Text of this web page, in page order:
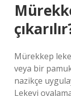
Mürekkep
veya bir
nazikçe
Lekeyi